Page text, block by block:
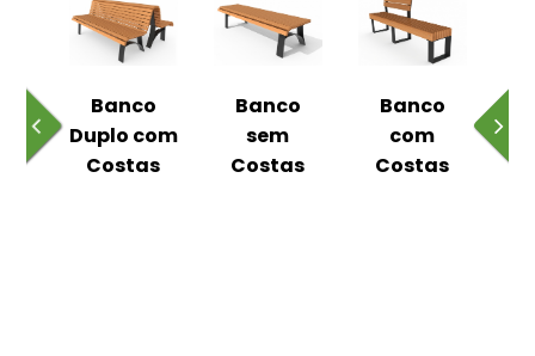
Banco
Duplo com
Costas
Banco
sem
Costas
Banco
com
Costas